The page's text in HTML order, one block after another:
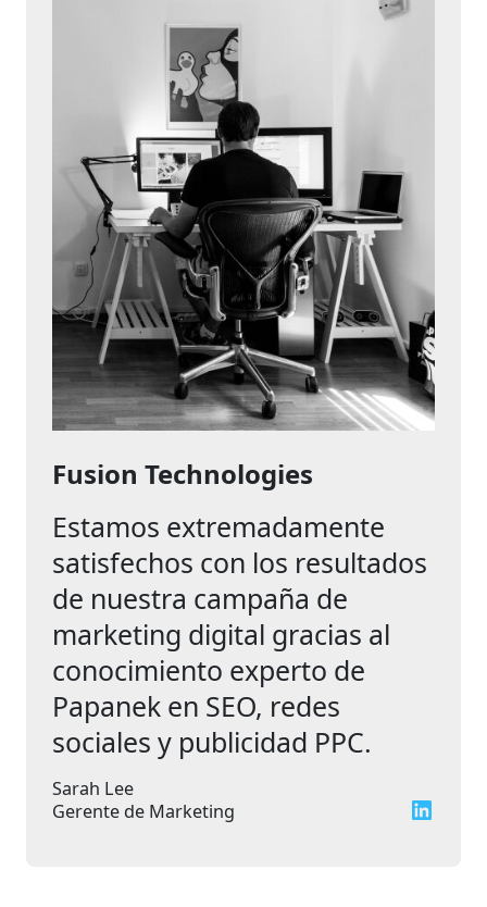
Fusion Technologies
Estamos extremadamente
satisfechos con los resultados
de nuestra campaña de
marketing digital gracias al
conocimiento experto de
Papanek en SEO, redes
sociales y publicidad PPC.
Sarah Lee
Gerente de Marketing
LinkedIn